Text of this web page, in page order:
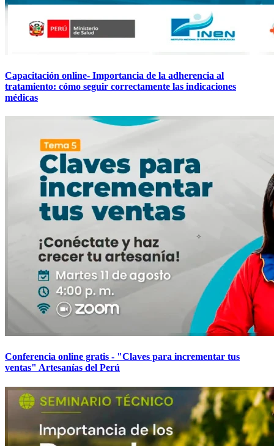
Capacitación online- Importancia de la adherencia al
tratamiento: cómo seguir correctamente las indicaciones
médicas
Conferencia online gratis - "Claves para incrementar tus
ventas" Artesanías del Perú